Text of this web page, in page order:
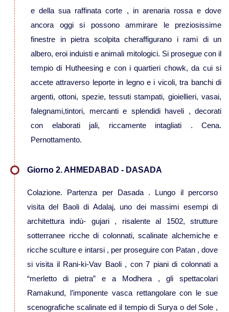
Viaggi in Botswana
Viaggi in Kenya
Viaggi in Madagascar
Viaggi in Namibia
Viaggi in Sudafrica
Viaggi in Tanzania
Asia
Viaggi in Corea del Sud
Viaggi in Filippine
Viaggi in Indonesia
e della sua raffinata corte , in arenaria rossa e dove
ancora oggi si possono ammirare le preziosissime
finestre in pietra scolpita cheraffigurano i rami di un
albero, eroi induisti e animali mitologici. Si prosegue con il
tempio di Hutheesing e con i quartieri chowk, da cui si
accete attraverso leporte in legno e i vicoli, tra banchi di
argenti, ottoni, spezie, tessuti stampati, gioiellieri, vasai,
falegnami,tintori, mercanti e splendidi haveli , decorati
con elaborati jali, riccamente intagliati . Cena.
Pernottamento.
Giorno 2. AHMEDABAD - DASADA
Colazione. Partenza per Dasada . Lungo il percorso
visita del Baoli di Adalaj, uno dei massimi esempi di
architettura indù- gujari , risalente al 1502, strutture
sotterranee ricche di colonnati, scalinate alchemiche e
ricche sculture e intarsi , per proseguire con Patan , dove
si visita il Rani-ki-Vav Baoli , con 7 piani di colonnati a
“merletto di pietra” e a Modhera , gli spettacolari
Ramakund, l’imponente vasca rettangolare con le sue
scenografiche scalinate ed il tempio di Surya o del Sole ,